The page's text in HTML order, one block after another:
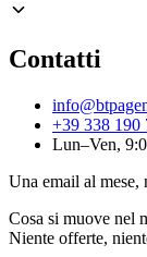
Contatti
+39 338 190
Lun–Ven,
Una email al mese,
Cosa si muove nel
Niente offerte,